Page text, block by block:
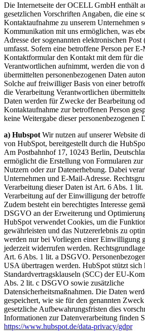
Die Internetseite der OCELL GmbH enthält
gesetzlichen Vorschriften Angaben, die eine
Kontaktaufnahme zu unserem Unternehmen
Kommunikation mit uns ermöglichen, was
Adresse der sogenannten elektronischen
umfasst. Sofern eine betroffene Person per
Kontaktformular den Kontakt mit dem für die
Verantwortlichen aufnimmt, werden die von
übermittelten personenbezogenen Daten
Solche auf freiwilliger Basis von einer
die Verarbeitung Verantwortlichen
Daten werden für Zwecke der Bearbeitung
Kontaktaufnahme zur betroffenen Person
keine Weitergabe dieser personenbezogenen
a) Hubspot Wir nutzen auf unserer Website
von HubSpot, bereitgestellt durch die
Am Postbahnhof 17, 10243 Berlin,
ermöglicht die Erstellung von Formularen
Nutzern oder zur Datenerhebung. Dabei
Unternehmen und E-Mail-Adresse.
Verarbeitung dieser Daten ist Art. 6 Abs. 1
Verarbeitung auf der Einwilligung der
Zudem besteht ein berechtigtes Interesse
DSGVO an der Erweiterung und
HubSpot verwendet Cookies, um die
gewährleisten und das Nutzererlebnis zu
werden nur bei Vorliegen einer Einwilligung
jederzeit widerrufen werden.
Art. 6 Abs. 1 lit. a DSGVO.
USA übertragen werden. HubSpot stützt sich
Standardvertragsklauseln (SCC) der EU-
Abs. 2 lit. c DSGVO sowie zusätzliche
Datensicherheitsmaßnahmen. Die Daten
gespeichert, wie sie für den genannten
gesetzliche Aufbewahrungsfristen dies
Informationen zur Datenverarbeitung finden
https://www.hubspot.de/data-privacy/gdpr